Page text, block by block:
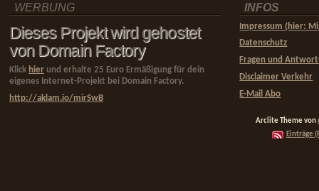
WERBUNG
Dieses Projekt wird gehostet
von Domain Factory
Klick hier und erhalte 25 Euro Ermäßigung für dein
eigenes Internet-Projekt bei Domain Factory.
http://aklam.io/mirSwB
INFOS
Impressum (hier:
Datenschutz
Fragen und
Disclaimer Verkehr
E-Mail Abo
Arclite Theme von
Einträge